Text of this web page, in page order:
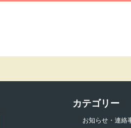
カテゴリー
お知らせ・連絡